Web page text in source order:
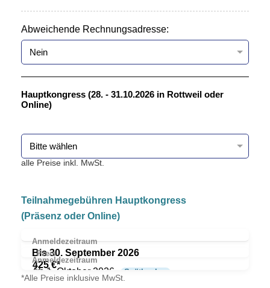
Abweichende Rechnungsadresse:
Hauptkongress (28. - 31.10.2026 in Rottweil oder
Online)
alle Preise inkl. MwSt.
Teilnahmegebühren Hauptkongress
(Präsenz oder Online)
Bis 30. September 2026
425 €*
Ab 1. Oktober 2026 Spätbucher
465 €*
*Alle Preise inklusive MwSt.